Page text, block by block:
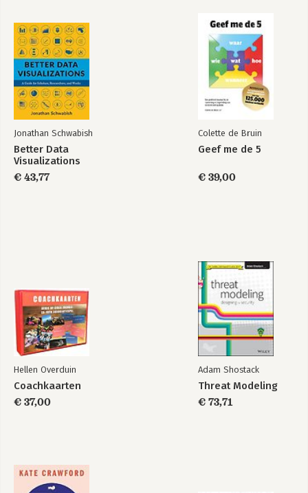
Bekijk alle boeken
De strategie van de
Kreeft
De strategie van de
Bekijk alle boeken
Jonathan Schwabish
Better Data
Visualizations
€ 43,77
Colette de Bruin
Geef me de 5
€ 39,00
Hellen Overduin
Coachkaarten
€ 37,00
Adam Shostack
Threat Modeling
€ 73,71